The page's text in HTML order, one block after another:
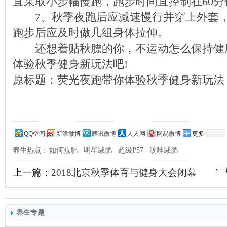
7、秋季夜跑后应减速慢行并穿上外套
跑步后应及时做几组身体拉伸。
还想着贴秋膘的你，不运动怎么保持健
体验秋季健身新玩法吧!
原标题：荧光夜跑带你体验秋季健身新玩法
QQ空间 新浪微博 腾讯微博 人人网 网易微博 更多
养生热点： 如何减肥 明星减肥 超级P57 汤唯减肥
上一篇： 2018北京秋季体育与健身大会闭幕 下一
养生专题